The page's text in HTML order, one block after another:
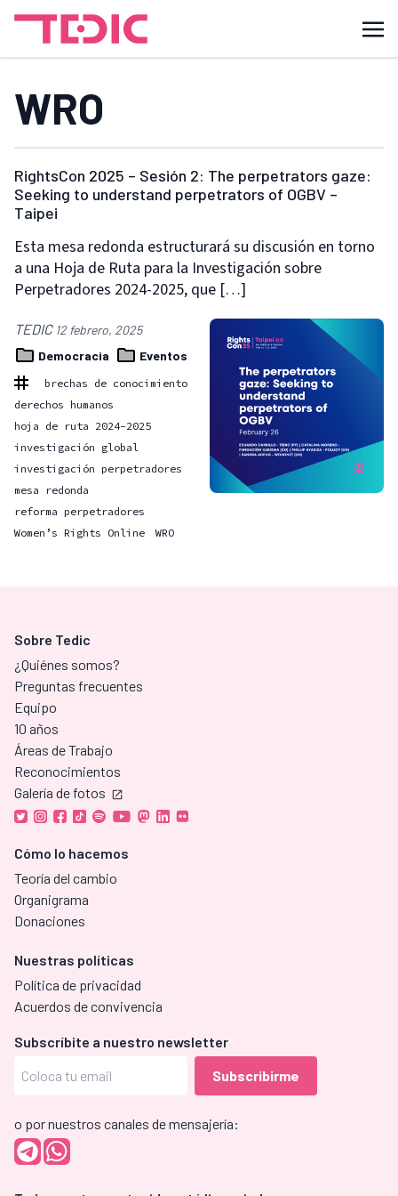
WRO
RightsCon 2025 – Sesión 2: The perpetrators gaze:
Seeking to understand perpetrators of OGBV –
Taipei
Esta mesa redonda estructurará su discusión en torno
a una Hoja de Ruta para la Investigación sobre
Perpetradores 2024-2025, que […]
TEDIC 12 febrero, 2025
Democracia
Eventos
brechas de conocimiento
derechos humanos
hoja de ruta 2024-2025
investigación global
investigación perpetradores
mesa redonda
reforma perpetradores
Women’s Rights Online
WRO
Sobre Tedic
¿Quiénes somos?
Preguntas frecuentes
Equipo
10 años
Áreas de Trabajo
Reconocimientos
Galería de fotos
Cómo lo hacemos
Teoría del cambio
Organigrama
Donaciones
Nuestras políticas
Política de privacidad
Acuerdos de convivencia
Subscríbite a nuestro newsletter
o por nuestros canales de mensajería: